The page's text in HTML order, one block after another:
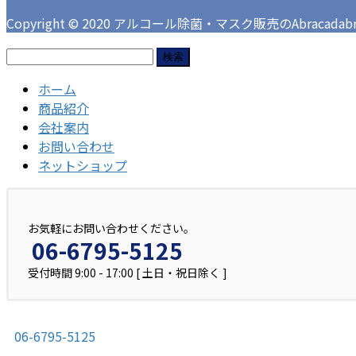
Copyright © 2020 アルコール除菌・マスク販売の
検
ホーム
商品紹介
会社案内
お問い合わせ
ネットショップ
お気軽にお問い合わせください。
06-6795-5125
受付時間 9:00 - 17:00 [ 土日・祝日除く ]
06-6795-5125